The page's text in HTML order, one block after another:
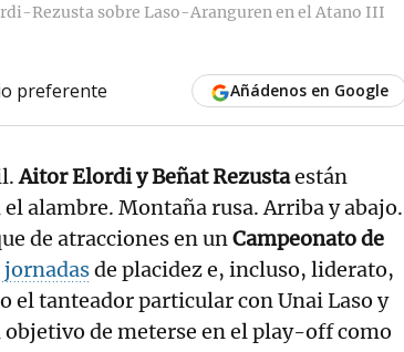
Rezusta sobre Laso-Aranguren en el Atano III
preferente Añádenos en Google
Aitor Elordi y Beñat Rezustaestán
alambre. Montaña rusa. Arriba y abajo.
de atracciones en unCampeonato de
de placidez e, incluso, liderato,
el tanteador particular con Unai Laso y
de meterse en el play-off como